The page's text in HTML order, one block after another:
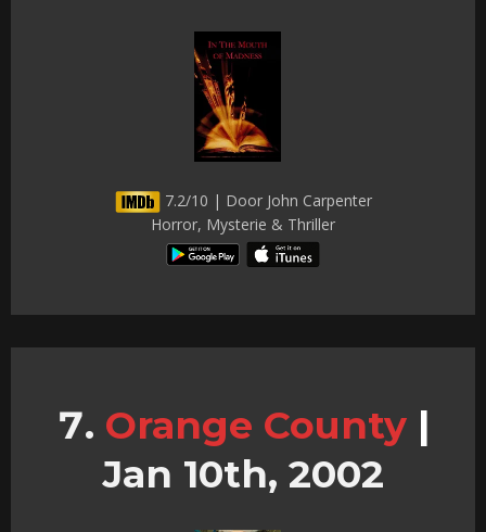
7.2/10 | Door John Carpenter
Horror, Mysterie & Thriller
Orange County |
Jan 10th, 2002